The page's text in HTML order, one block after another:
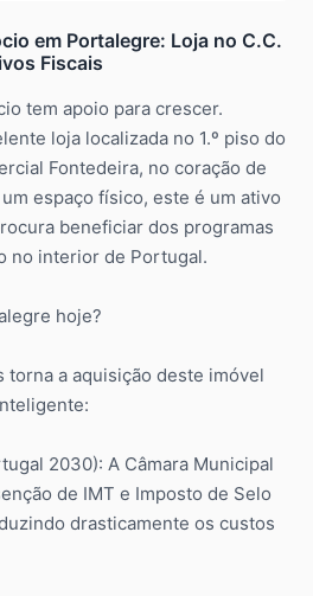
em Portalegre: Loja no C.C.
Fiscais
tem apoio para crescer.
loja localizada no 1.º piso do
Fontedeira, no coração de
espaço físico, este é um ativo
beneficiar dos programas
no interior de Portugal.
hoje?
torna a aquisição deste imóvel
2030): A Câmara Municipal
de IMT e Imposto de Selo
drasticamente os custos